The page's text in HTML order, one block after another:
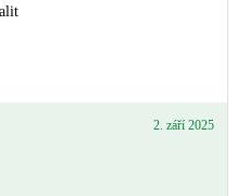
2. září 2025